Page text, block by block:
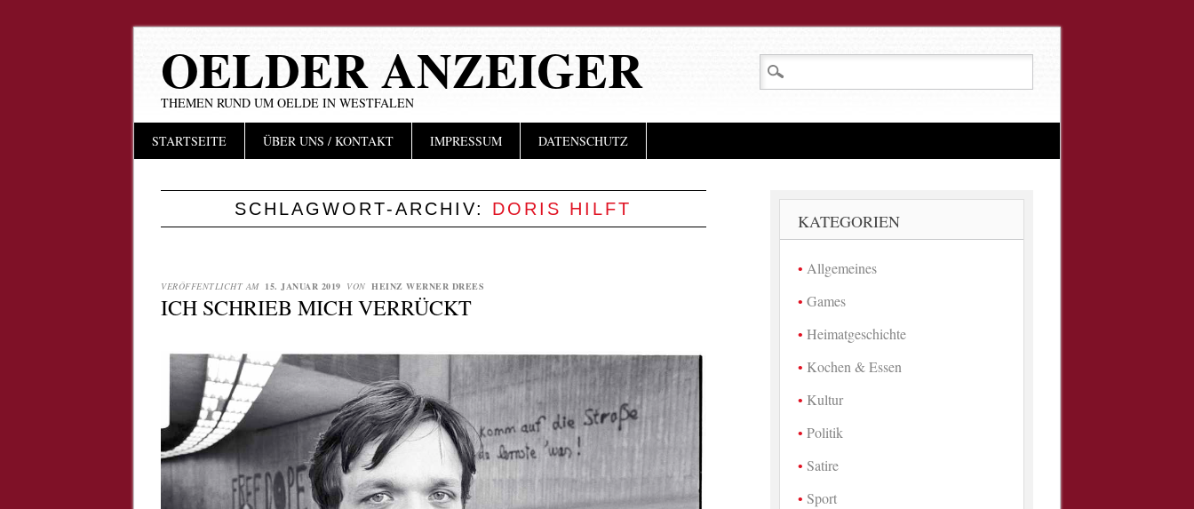
OELDER ANZEIGER
THEMEN RUND UM OELDE IN WESTFALEN
Hauptmenü
InhaltSTARTSEITE ÜBER UNS / KONTAKT IMPRESSUM DATENSCHUTZ
SCHLAGWORT-ARCHIV: DORIS HILFT
VERÖFFENTLICHT AM 15. JANUAR 2019 VON HEINZ WERNER DREES
ICH SCHRIEB MICH VERRÜCKT
KATEGORIEN
Allgemeines
Games
Heimatgeschichte
Kochen & Essen
Kultur
Politik
Satire
Sport